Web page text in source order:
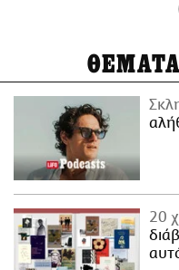
ΘΕΜΑΤΑ
20